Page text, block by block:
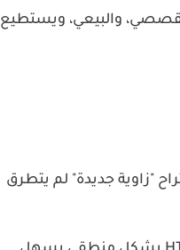
والبيعي، ويستطيع
"زاوية جديدة" لم يتطرق